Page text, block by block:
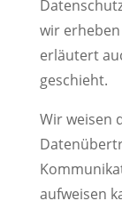
wir
erläutert
geschieht.
Wir weisen
aufweisen